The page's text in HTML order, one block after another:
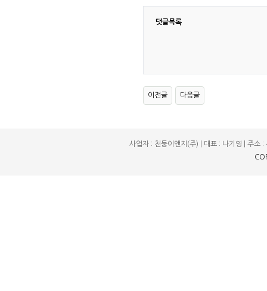
댓글목록
이전글 다음글
사업자 : 천둥이앤지(주) | 대표 : 나기영 | 주